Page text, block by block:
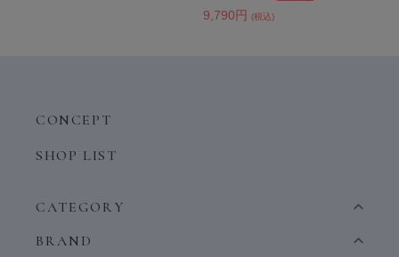
9,790円 (税込)
CONCEPT
SHOP LIST
CATEGORY
BRAND